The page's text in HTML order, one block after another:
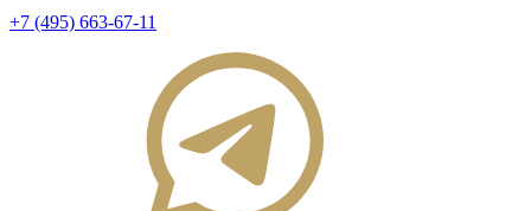
+7 (495) 663-67-11